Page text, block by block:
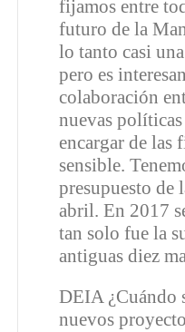
fijamos entre
futuro de la
lo tanto casi
pero es
colaboración
nuevas
encargar de las
sensible.
presupuesto de
abril. En 2017
tan solo fue la
antiguas diez
DEIA ¿Cuándo
nuevos